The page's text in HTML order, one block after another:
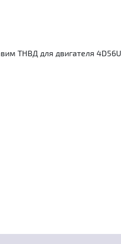
ТНВД для двигателя